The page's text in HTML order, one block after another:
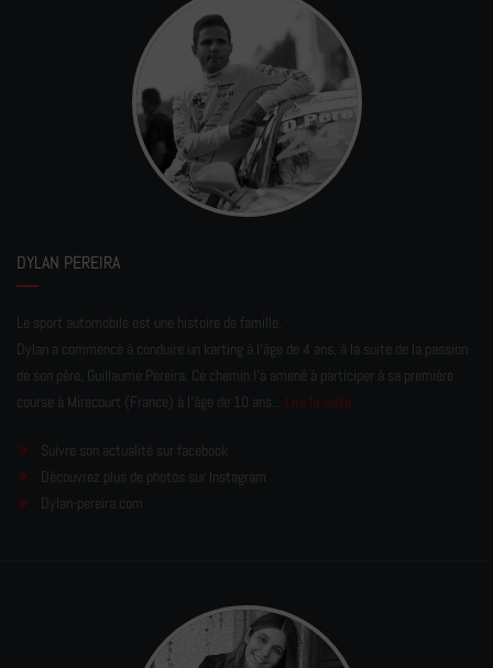
DYLAN PEREIRA
Le sport automobile est une histoire de famille.
Dylan a commencé à conduire un karting à l’âge de 4 ans, à la suite de la passion
de son père, Guillaume Pereira. Ce chemin l'a amené à participer à sa première
course à Mirecourt (France) à l'âge de 10 ans... Lire la suite
Suivre son actualité sur facebook
Découvrez plus de photos sur Instagram
Dylan-pereira.com